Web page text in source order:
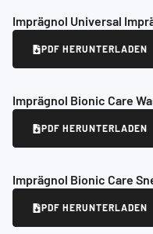
Imprägnol Universal
PDF HERUNTERLADEN
Imprägnol Bionic Care
PDF HERUNTERLADEN
Imprägnol Bionic Care
PDF HERUNTERLADEN